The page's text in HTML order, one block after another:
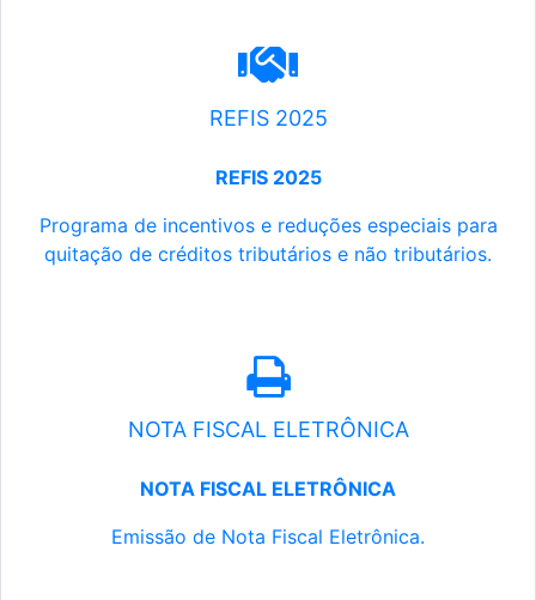
REFIS 2025
REFIS 2025
Programa de incentivos e reduções especiais para
quitação de créditos tributários e não tributários.
NOTA FISCAL ELETRÔNICA
NOTA FISCAL ELETRÔNICA
Emissão de Nota Fiscal Eletrônica.